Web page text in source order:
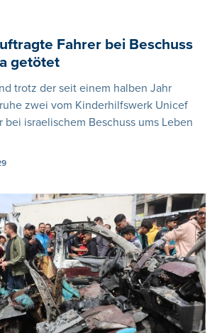
Fahrer bei Beschuss
getötet
trotz der seit einem halben Jahr
zwei vom Kinderhilfswerk Unicef
bei israelischem Beschuss ums Leben